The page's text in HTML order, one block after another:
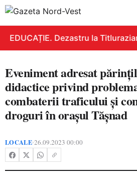
EDUCAȚIE. Dezastru la
Eveniment adresat
didactice privind
combaterii traficului și
droguri în orașul Tășnad
LOCALE•26.09.2023 00:00